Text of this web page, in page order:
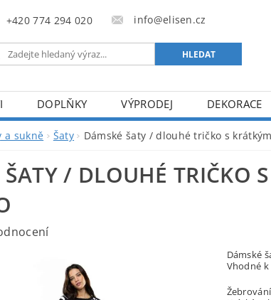
+420 774 294 020 info@elisen.cz
DOPLŇKY VÝPRODEJ
DEKORACE
a sukně Šaty Dámské šaty / dlouhé tričko s
/ DLOUHÉ TRIČKO
Dámské
Vhodné